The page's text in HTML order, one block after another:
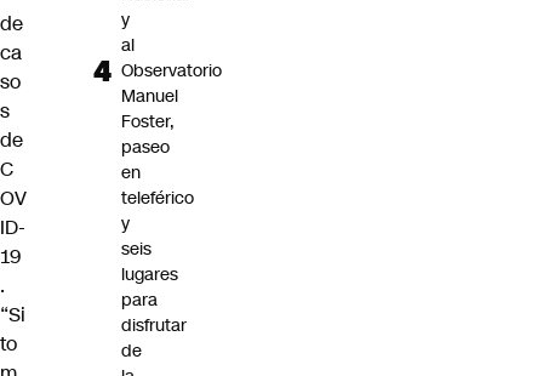
de
ca
so
s
de
C
OV
ID-
19
.
“Si
to
y
al
Observatorio
Manuel
Foster,
paseo
en
teleférico
y
seis
lugares
para
disfrutar
de